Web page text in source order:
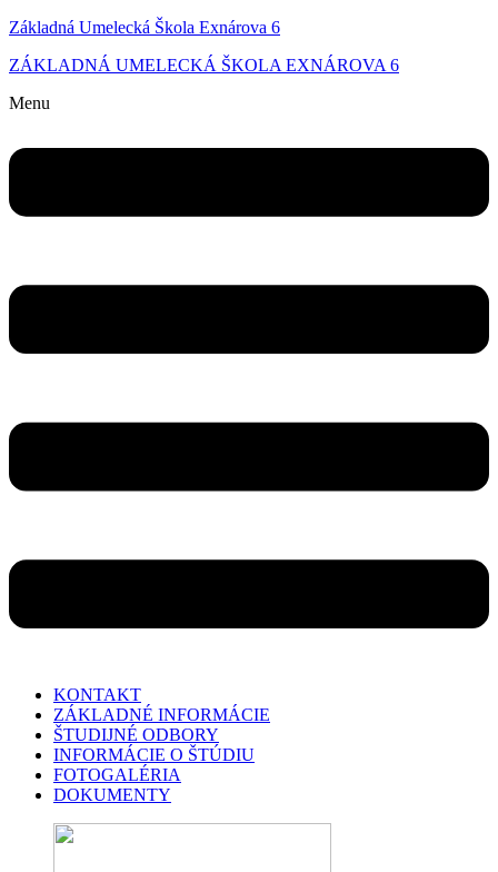
Základná Umelecká Škola Exnárova 6
ZÁKLADNÁ UMELECKÁ ŠKOLA EXNÁROVA 6
Menu
KONTAKT
ZÁKLADNÉ INFORMÁCIE
ŠTUDIJNÉ ODBORY
INFORMÁCIE O ŠTÚDIU
FOTOGALÉRIA
DOKUMENTY